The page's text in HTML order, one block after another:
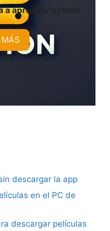
a aprender python
descargar la app
en el PC de
descargar películas